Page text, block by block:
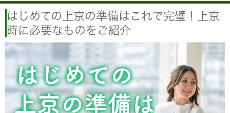
はじめての上京の準備はこれで完璧！上京
時に必要なものをご紹介